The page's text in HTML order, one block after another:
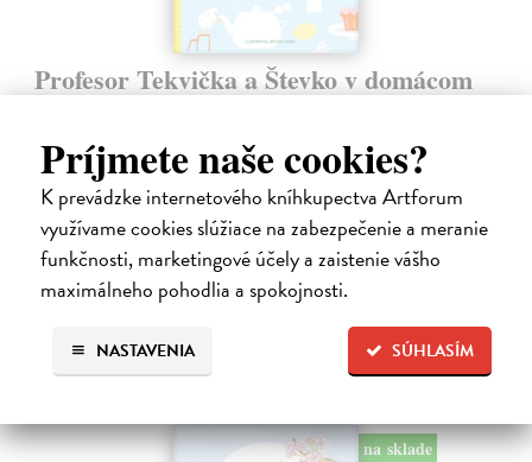
Príjmete naše cookies?
K prevádzke internetového kníhkupectva Artforum
využívame cookies slúžiace na zabezpečenie a meranie
funkčnosti, marketingové účely a zaistenie vášho
maximálneho pohodlia a spokojnosti.
SÚHLASÍM
NASTAVENIA
Profesor Tekvička a Števko v domácom
laboratóriu
Vedeli ste, že si doma môžete vyrobiť soľné šperky, vlastné jogurty,
recyklovaný papier aj dúhu? Vyskúšajte so svojimi deťmi tridsať
jednoduchých pokusov s bežnými predmetmi a materiálmi.
Na sklade ?
14,20 €
na sklade